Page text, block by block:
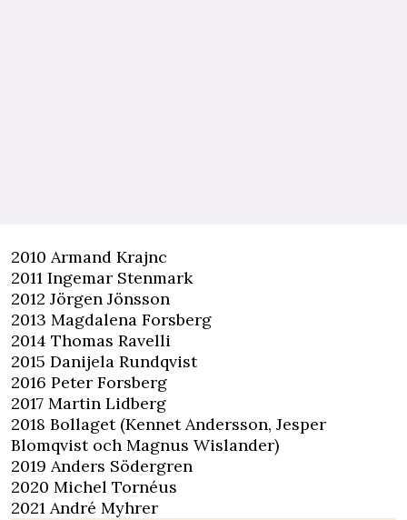
2010 Armand Krajnc
2011 Ingemar Stenmark
2012 Jörgen Jönsson
2013 Magdalena Forsberg
2014 Thomas Ravelli
2015 Danijela Rundqvist
2016 Peter Forsberg
2017 Martin Lidberg
2018 Bollaget (Kennet Andersson, Jesper
Blomqvist och Magnus Wislander)
2019 Anders Södergren
2020 Michel Tornéus
2021 André Myhrer